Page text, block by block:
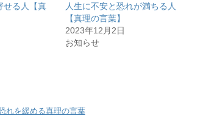
せる人【真
人生に不安と恐れが満ちる人
【真理の言葉】
2023年12月2日
お知らせ
れを緩める真理の言葉